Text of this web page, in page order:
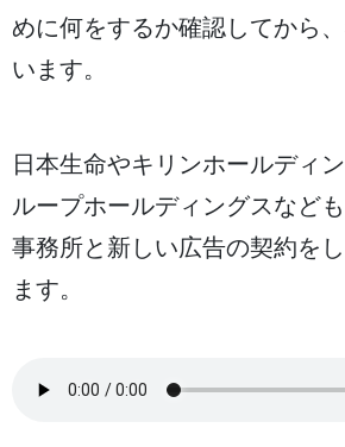
めに何をするか確認してから、
います。
日本生命やキリンホールディ
ループホールディングスなど
事務所と 新しい広告の契約を
ます。